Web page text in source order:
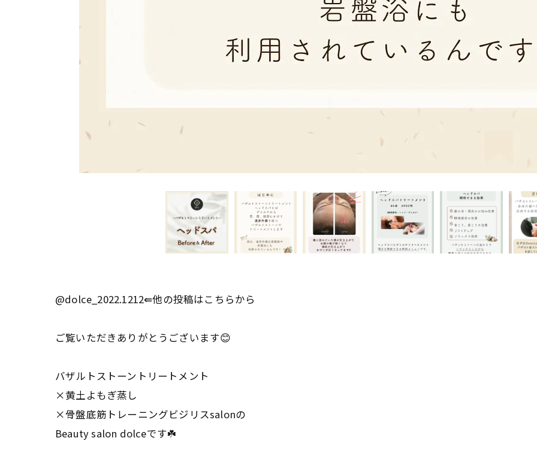
@dolce_2022.1212⇚他の投稿はこちらから
ご覧いただきありがとうございます😊
バザルトストーントリートメント
×黄土よもぎ蒸し
×骨盤底筋トレーニングビジリスsalonの
Beauty salon dolceです☘️